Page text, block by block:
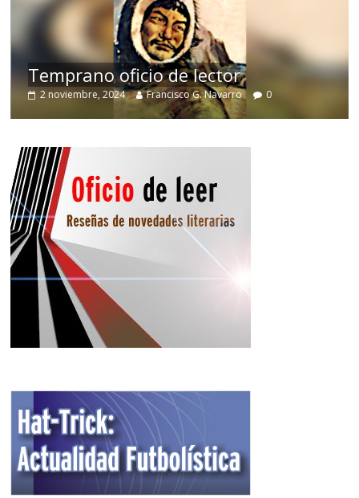
Temprano oficio de lector
2 noviembre, 2024 Francisco G. Navarro 0